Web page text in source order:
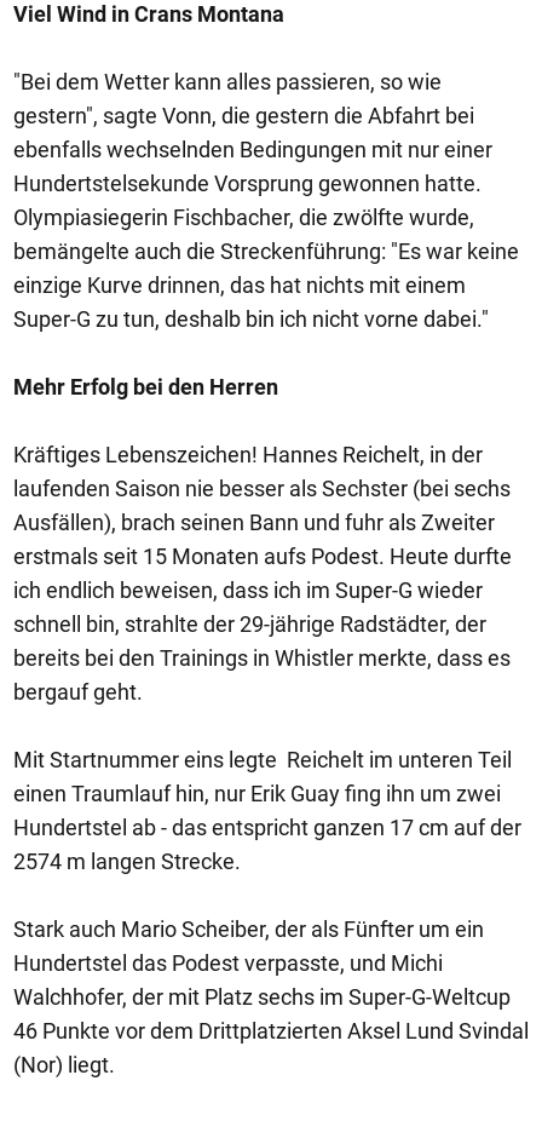
Viel Wind in Crans Montana
"Bei dem Wetter kann alles passieren, so wie
gestern", sagte Vonn, die gestern die Abfahrt bei
ebenfalls wechselnden Bedingungen mit nur einer
Hundertstelsekunde Vorsprung gewonnen hatte.
Olympiasiegerin Fischbacher, die zwölfte wurde,
bemängelte auch die Streckenführung: "Es war keine
einzige Kurve drinnen, das hat nichts mit einem
Super-G zu tun, deshalb bin ich nicht vorne dabei."
Mehr Erfolg bei den Herren
Kräftiges Lebenszeichen! Hannes Reichelt, in der
laufenden Saison nie besser als Sechster (bei sechs
Ausfällen), brach seinen Bann und fuhr als Zweiter
erstmals seit 15 Monaten aufs Podest. Heute durfte
ich endlich beweisen, dass ich im Super-G wieder
schnell bin, strahlte der 29-jährige Radstädter, der
bereits bei den Trainings in Whistler merkte, dass es
bergauf geht.
Mit Startnummer eins legte Reichelt im unteren Teil
einen Traumlauf hin, nur Erik Guay fing ihn um zwei
Hundertstel ab - das entspricht ganzen 17 cm auf der
2574 m langen Strecke.
Stark auch Mario Scheiber, der als Fünfter um ein
Hundertstel das Podest verpasste, und Michi
Walchhofer, der mit Platz sechs im Super-G-Weltcup
46 Punkte vor dem Drittplatzierten Aksel Lund Svindal
(Nor) liegt.